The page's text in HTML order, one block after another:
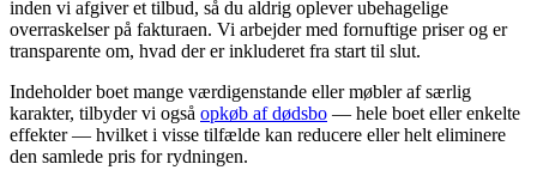
inden vi afgiver et tilbud, så du aldrig oplever ubehagelige
overraskelser på fakturaen. Vi arbejder med fornuftige priser og er
transparente om, hvad der er inkluderet fra start til slut.
Indeholder boet mange værdigenstande eller møbler af særlig
karakter, tilbyder vi også opkøb af dødsbo — hele boet eller enkelte
effekter — hvilket i visse tilfælde kan reducere eller helt eliminere
den samlede pris for rydningen.